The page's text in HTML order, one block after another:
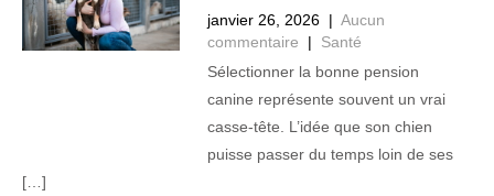
janvier 26, 2026 | Aucun
commentaire
| Santé
Sélectionner la bonne pension
canine représente souvent un vrai
casse-tête. L’idée que son chien
puisse passer du temps loin de ses
[…]